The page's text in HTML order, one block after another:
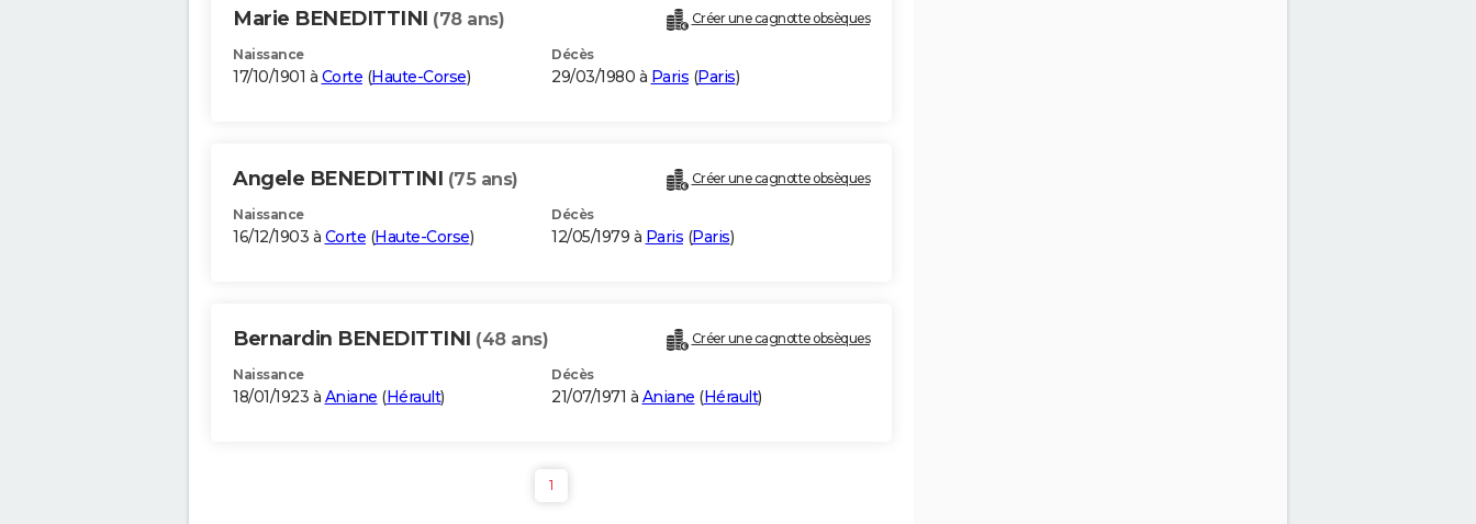
Marie BENEDITTINI (78 ans) Créer une cagnotte obsèques
Naissance
17/10/1901 à Corte (Haute-Corse)
Décès
29/03/1980 à Paris (Paris)
Angele BENEDITTINI (75 ans) Créer une cagnotte obsèques
Naissance
16/12/1903 à Corte (Haute-Corse)
Décès
12/05/1979 à Paris (Paris)
Bernardin BENEDITTINI (48 ans) Créer une cagnotte obsèques
Naissance
18/01/1923 à Aniane (Hérault)
Décès
21/07/1971 à Aniane (Hérault)
1